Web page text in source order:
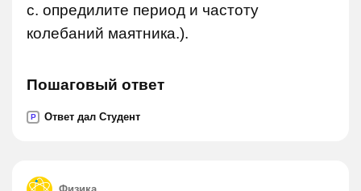
с. опредилите период и частоту
колебаний маятника.).
Пошаговый ответ
P Ответ дал Студент